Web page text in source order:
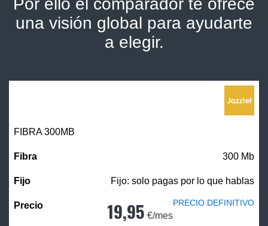
una visión global para ayudarte
a elegir.
FIBRA 300MB
300 Mb
Fijo: solo pagas por lo que hablas
19,95 €/mes
PRECIO DEFINITIVO